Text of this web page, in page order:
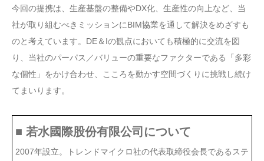
今回の提携は、生産基盤の整備やDX化、生産性の向上など、当
社が取り組むべきミッションにBIM協業を通して解決をめざすも
のと考えています。DE＆Iの観点においても積極的に交流を図
り、当社のパーパス／バリューの重要なファクターである「多彩
な個性」をかけ合わせ、こころを動かす空間づくりに挑戦し続け
てまいります。
■ 若⽔國際股份有限公司について
2007年設立。トレンドマイクロ社の代表取締役会長であるステ